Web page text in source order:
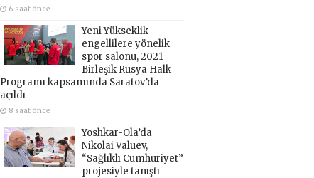
6 saat önce
Yeni Yükseklik
engellilere yönelik
spor salonu, 2021
Birleşik Rusya Halk
Programı kapsamında Saratov’da
açıldı
8 saat önce
Yoshkar-Ola’da
Nikolai Valuev,
“Sağlıklı Cumhuriyet”
projesiyle tanıştı